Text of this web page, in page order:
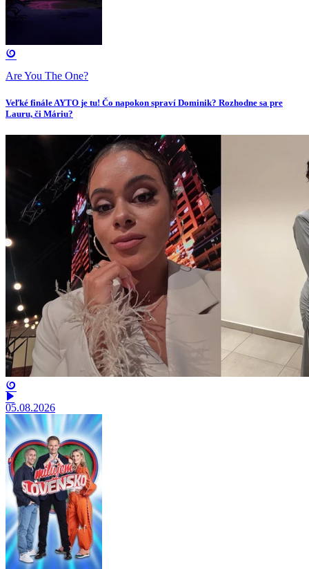
Are You The One?
Veľké finále AYTO je tu! Čo napokon spraví Dominik? Rozhodne sa pre
Lauru, či Máriu?
05.08.2026